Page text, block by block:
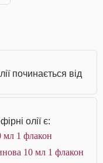
починається від
олії є:
мл 1 флакон
10 мл 1 флакон